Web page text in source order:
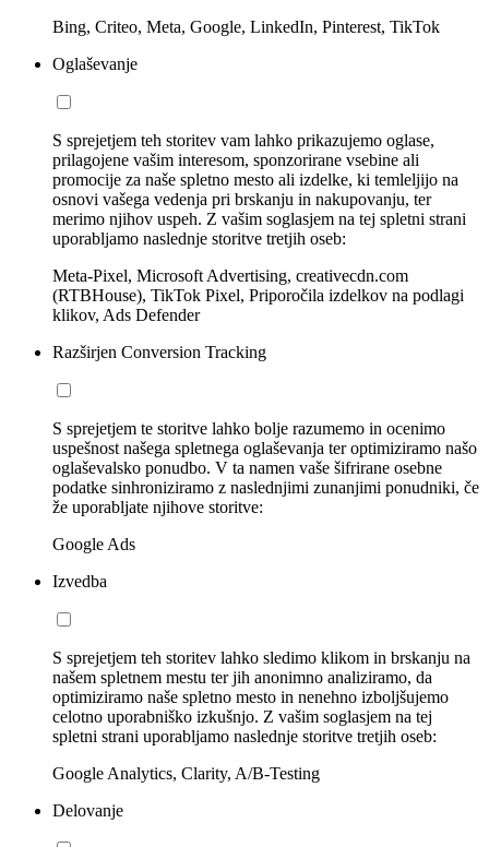
Bing, Criteo, Meta, Google, LinkedIn, Pinterest, TikTok
Oglaševanje
S sprejetjem teh storitev vam lahko prikazujemo oglase,
prilagojene vašim interesom, sponzorirane vsebine ali
promocije za naše spletno mesto ali izdelke, ki temleljijo na
osnovi vašega vedenja pri brskanju in nakupovanju, ter
merimo njihov uspeh. Z vašim soglasjem na tej spletni strani
uporabljamo naslednje storitve tretjih oseb:
Meta-Pixel, Microsoft Advertising, creativecdn.com
(RTBHouse), TikTok Pixel, Priporočila izdelkov na podlagi
klikov, Ads Defender
Razširjen Conversion Tracking
S sprejetjem te storitve lahko bolje razumemo in ocenimo
uspešnost našega spletnega oglaševanja ter optimiziramo našo
oglaševalsko ponudbo. V ta namen vaše šifrirane osebne
podatke sinhroniziramo z naslednjimi zunanjimi ponudniki, če
že uporabljate njihove storitve:
Google Ads
Izvedba
S sprejetjem teh storitev lahko sledimo klikom in brskanju na
našem spletnem mestu ter jih anonimno analiziramo, da
optimiziramo naše spletno mesto in nenehno izboljšujemo
celotno uporabniško izkušnjo. Z vašim soglasjem na tej
spletni strani uporabljamo naslednje storitve tretjih oseb:
Google Analytics, Clarity, A/B-Testing
Delovanje